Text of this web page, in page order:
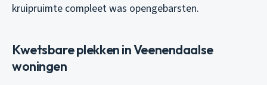
kruipruimte compleet was opengebarsten.
Kwetsbare plekken in Veenendaalse
woningen